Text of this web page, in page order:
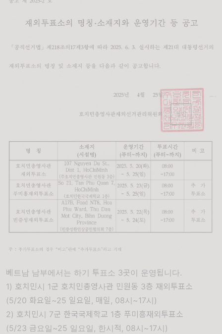
베트남 남부에서는 하기 투표소 3곳이 운영됩니다.
1) 호치민시 1군 호치민총영사관 민원동 3층 재외투표소
(5/20 화요일~25 일요일, 매일, 08시~17시)
2) 호치민시 7군 한국국제학교 1층 푸미흥재외투표소
(5/23 금요일~25 일요일, 한시적, 08시~17시)